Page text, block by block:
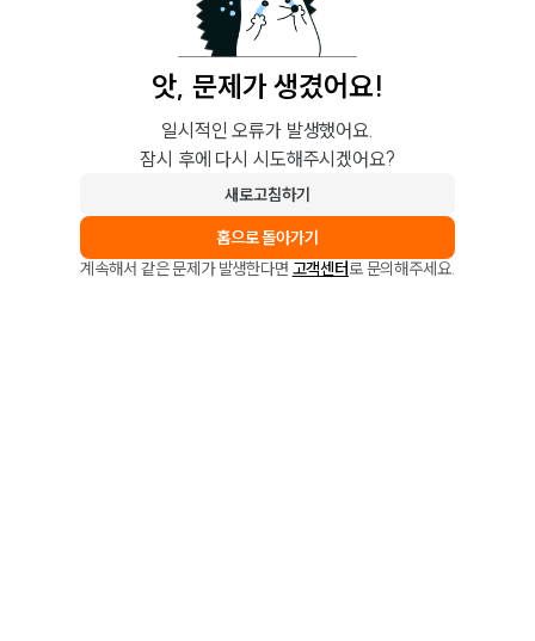
앗, 문제가 생겼어요!
일시적인 오류가 발생했어요.
잠시 후에 다시 시도해주시겠어요?
새로고침하기
홈으로 돌아가기
계속해서 같은 문제가 발생한다면 고객센터로 문의해주세요.